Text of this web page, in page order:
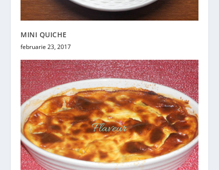
MINI QUICHE
februarie 23, 2017